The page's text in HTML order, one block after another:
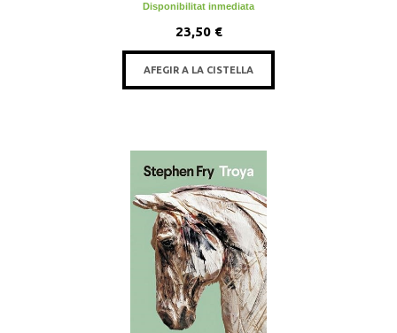
Disponibilitat inmediata
23,50 €
AFEGIR A LA CISTELLA